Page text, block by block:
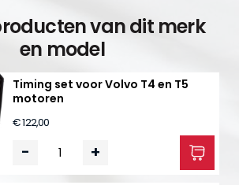
van dit merk
en model
Timing set voor Volvo T4 en T5
motoren
€ 122,00
- +